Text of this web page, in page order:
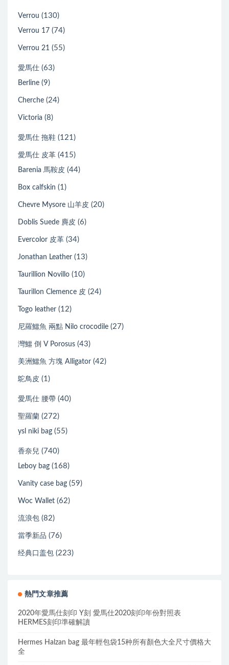
Verrou (130)
Verrou 17 (74)
Verrou 21 (55)
愛馬仕 (63)
Berline (9)
Cherche (24)
Victoria (8)
愛馬仕 拖鞋 (121)
愛馬仕 皮革 (415)
Barenia 馬鞍皮 (44)
Box calfskin (1)
Chevre Mysore 山羊皮 (20)
Doblis Suede 麂皮 (6)
Evercolor 皮革 (34)
Jonathan Leather (13)
Taurillion Novillo (10)
Taurillon Clemence 皮 (24)
Togo leather (12)
尼羅鱷魚 兩點 Nilo crocodile (27)
灣鱷 倒 V Porosus (43)
美洲鱷魚 方塊 Alligator (42)
鴕鳥皮 (1)
愛馬仕 腰帶 (40)
聖羅蘭 (272)
ysl niki bag (55)
香奈兒 (740)
Leboy bag (168)
Vanity case bag (59)
Woc Wallet (62)
流浪包 (82)
當季新品 (76)
经典口盖包 (223)
熱門文章推薦
2020年愛馬仕刻印 Y刻 愛馬仕2020刻印年份對照表
HERMES刻印準確解讀
Hermes Halzan bag 最年輕包袋15种所有顏色大全尺寸價格大
全